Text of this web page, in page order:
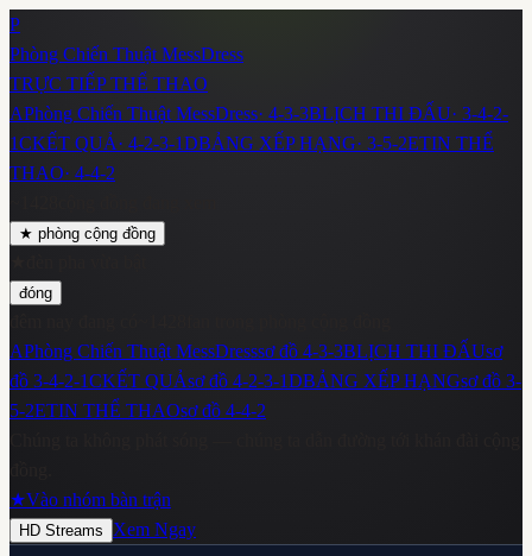
P
Phòng Chiến Thuật MessDress
TRỰC TIẾP THỂ THAO
APhòng Chiến Thuật MessDress· 4-3-3BLỊCH THI ĐẤU· 3-4-2-
1CKẾT QUẢ· 4-2-3-1DBẢNG XẾP HẠNG· 3-5-2ETIN THỂ
THAO· 4-4-2
★ phòng cộng đồng
đóng
APhòng Chiến Thuật MessDresssơ đồ 4-3-3BLỊCH THI ĐẤUsơ
đồ 3-4-2-1CKẾT QUẢsơ đồ 4-2-3-1DBẢNG XẾP HẠNGsơ đồ 3-
5-2ETIN THỂ THAOsơ đồ 4-4-2
★Vào nhóm bàn trận
HD Streams Xem Ngay